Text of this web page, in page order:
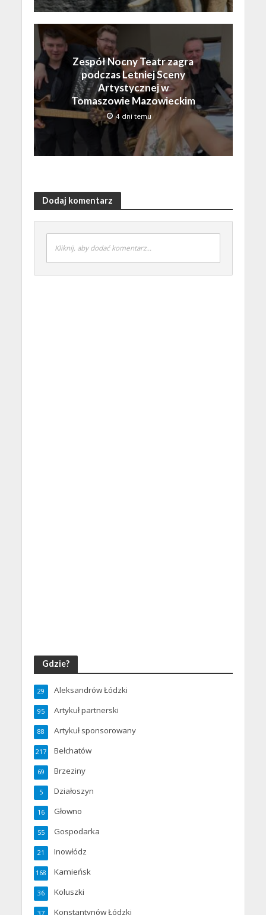
Zespół Nocny Teatr zagra
podczas Letniej Sceny
Artystycznej w
Tomaszowie Mazowieckim
4 dni temu
Dodaj komentarz
Kliknij, aby dodać komentarz...
Gdzie?
Aleksandrów Łódzki
29
Artykuł partnerski
95
Artykuł sponsorowany
88
Bełchatów
217
Brzeziny
69
Działoszyn
5
Głowno
16
Gospodarka
55
Inowłódz
21
Kamieńsk
168
Koluszki
36
Konstantynów Łódzki